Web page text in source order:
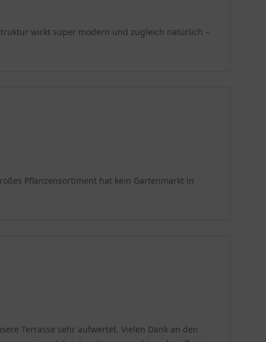
wirkt super modern und zugleich natürlich –
Pflanzensortiment hat kein Gartenmarkt in
Terrasse sehr aufwertet. Vielen Dank an den